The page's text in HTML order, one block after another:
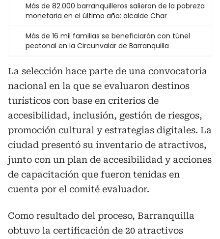
Más de 82.000 barranquilleros salieron de la pobreza
monetaria en el último año: alcalde Char
Más de 16 mil familias se beneficiarán con túnel
peatonal en la Circunvalar de Barranquilla
La selección hace parte de una convocatoria
nacional en la que se evaluaron destinos
turísticos con base en criterios de
accesibilidad, inclusión, gestión de riesgos,
promoción cultural y estrategias digitales. La
ciudad presentó su inventario de atractivos,
junto con un plan de accesibilidad y acciones
de capacitación que fueron tenidas en
cuenta por el comité evaluador.
Como resultado del proceso, Barranquilla
obtuvo la certificación de 20 atractivos